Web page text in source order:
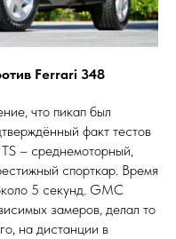
Ferrari 348
что пикап был
факт тестов
– среднемоторный,
спорткар. Время
5 секунд. GMC
замеров, делал то
на дистанции в